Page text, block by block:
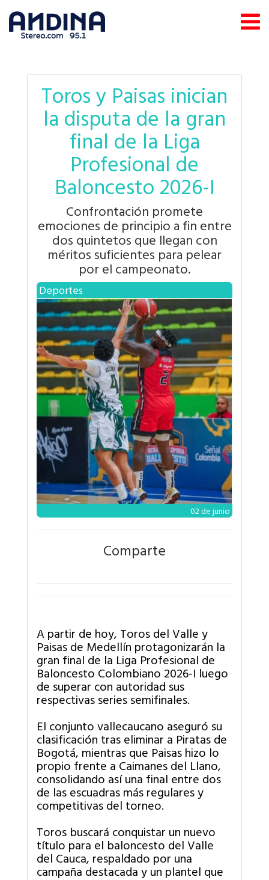
Toros y Paisas inician
la disputa de la gran
final de la Liga
Profesional de
Baloncesto 2026-I
Confrontación promete
emociones de principio a fin entre
dos quintetos que llegan con
méritos suficientes para pelear
por el campeonato.
Deportes
02 de junio
Comparte
A partir de hoy, Toros del Valle y
Paisas de Medellín protagonizarán la
gran final de la Liga Profesional de
Baloncesto Colombiano 2026-I luego
de superar con autoridad sus
respectivas series semifinales.
El conjunto vallecaucano aseguró su
clasificación tras eliminar a Piratas de
Bogotá, mientras que Paisas hizo lo
propio frente a Caimanes del Llano,
consolidando así una final entre dos
de las escuadras más regulares y
competitivas del torneo.
Toros buscará conquistar un nuevo
título para el baloncesto del Valle
del Cauca, respaldado por una
campaña destacada y un plantel que